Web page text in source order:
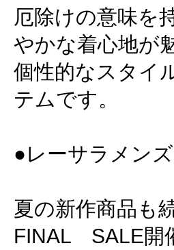
厄除けの意味を
やかな着心地が
個性的なスタイ
テムです。
●レーサラメ
夏の新作商品も
FINAL SALE開